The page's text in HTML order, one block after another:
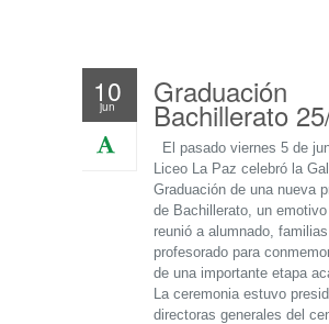
10
jun Graduación
Bachillerato
El pasado viernes 5 de
Liceo La Paz celebró la
Graduación de una nueva
de Bachillerato, un
reunió a alumnado,
profesorado para
de una importante etapa
La ceremonia estuvo
directoras generales del